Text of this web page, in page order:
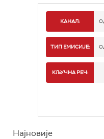
КАНАЛ:
ТИП ЕМИСИЈЕ:
КЉУЧНА РЕЧ:
Најновије